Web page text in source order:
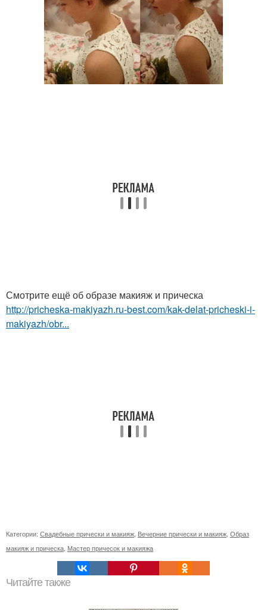
Смотрите ещё об образе макияж и прическа
http://pricheska-makiyazh.ru-best.com/kak-delat-pricheski-i-
makiyazh/obr...
Категории: Свадебные прически и макияж Вечерние прически и макияж Образ
макияж и прическа Мастер причесок и макияжа
Читайте также